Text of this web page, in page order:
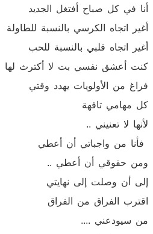
أنا في كل صباح أفتغل الجديد
أغير اتجاه الكرسي بالنسبة للطاولة
أغير اتجاه قلبي بالنسبة للحب
كنت أعشق نفسي بت لا أكترث لها
فراغ من الأولويات يهدد وقتي
كل مهامي تافهة
لأنها لا تعنيني ..
فأنا من واجباتي أن أعطي
ومن حقوقي أن أعطي ..
إلى أن وصلت إلى نهايتي
اقترب الفراق من الفراق
من سيودعني ....